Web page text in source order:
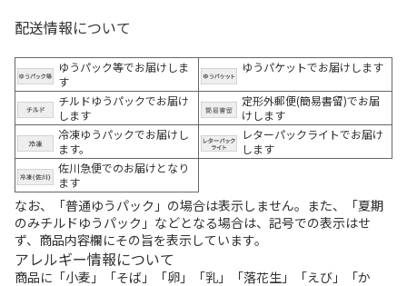
配送情報について
ゆうパック等でお届けしま
す
ゆうパケットでお届けします
チルドゆうパックでお届け
します
定形外郵便(簡易書留)でお届
けします
冷凍ゆうパックでお届けし
ます。
レターパックライトでお届け
します
佐川急便でのお届けとなり
ます
なお、「普通ゆうパック」の場合は表示しません。また、「夏期
のみチルドゆうパック」などとなる場合は、記号での表示はせ
ず、商品内容欄にその旨を表示しています。
アレルギー情報について
商品に「小麦」「そば」「卵」「乳」「落花生」「えび」「か